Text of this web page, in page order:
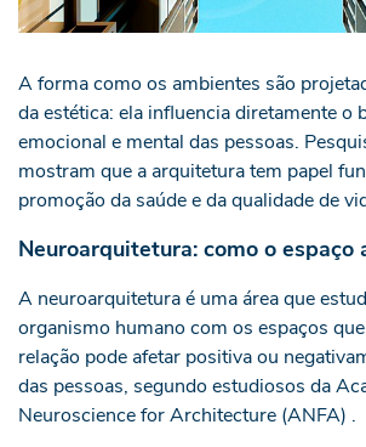
A forma como os ambientes são
da estética: ela influencia diretamente o
emocional e mental das pessoas.
mostram que a arquitetura tem papel
promoção da saúde e da qualidade de
Neuroarquitetura: como o espaço
A neuroarquitetura é uma área que
organismo humano com os espaços
relação pode afetar positiva ou
das pessoas, segundo estudiosos da
Neuroscience for Architecture (ANFA) .